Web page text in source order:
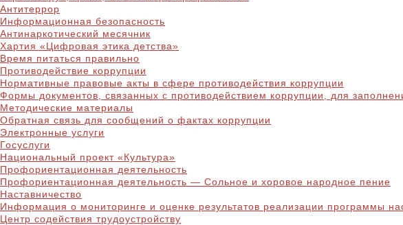
Антитеррор
Информационная безопасность
Антинаркотический месячник
Хартия «Цифровая этика детства»
Время питаться правильно
Противодействие коррупции
Нормативные правовые акты в сфере противодействия коррупции
Формы документов, связанных с противодействием коррупции, для
Методические материалы
Обратная связь для сообщений о фактах коррупции
Электронные услуги
Госуслуги
Национальный проект «Культура»
Профориентационная деятельность
Профориентационная деятельность — Сольное и хоровое народное пение
Наставничество
Информация о мониторинге и оценке результатов реализации программы
Центр содействия трудоустройству